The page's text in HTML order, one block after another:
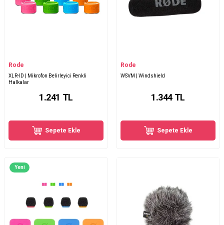
Rode
XLR-ID | Mikrofon Belirleyici Renkli
Halkalar
1.241 TL
Sepete Ekle
Rode
WSVM | Windshield
1.344 TL
Sepete Ekle
Yeni